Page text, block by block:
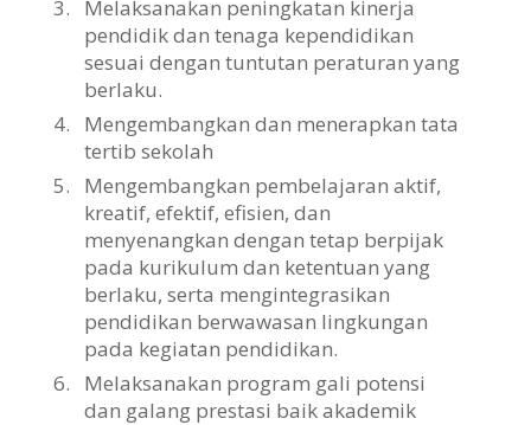
3.
Melaksanakan peningkatan kinerja
pendidik dan tenaga kependidikan
sesuai dengan tuntutan peraturan yang
berlaku.
4.
Mengembangkan dan menerapkan tata
tertib sekolah
5.
Mengembangkan pembelajaran aktif,
kreatif, efektif, efisien, dan
menyenangkan dengan tetap berpijak
pada kurikulum dan ketentuan yang
berlaku, serta mengintegrasikan
pendidikan berwawasan lingkungan
pada kegiatan pendidikan.
6.
Melaksanakan program gali potensi
dan galang prestasi baik akademik